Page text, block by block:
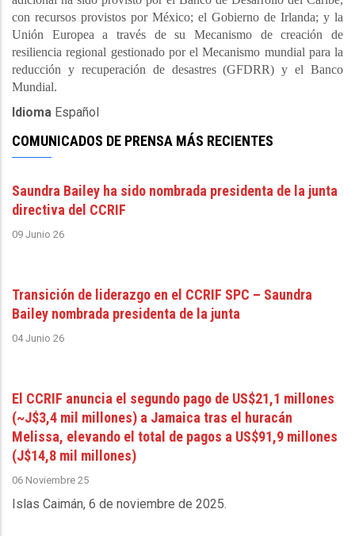
con recursos provistos por México; el Gobierno de Irlanda; y la
Unión Europea a través de su Mecanismo de creación de
resiliencia regional gestionado por el Mecanismo mundial para la
reducción y recuperación de desastres (GFDRR) y el Banco
Mundial.
Idioma Español
COMUNICADOS DE PRENSA MÁS RECIENTES
Saundra Bailey ha sido nombrada presidenta de la junta
directiva del CCRIF
09 Junio 26
Transición de liderazgo en el CCRIF SPC – Saundra
Bailey nombrada presidenta de la junta
04 Junio 26
El CCRIF anuncia el segundo pago de US$21,1 millones
(~J$3,4 mil millones) a Jamaica tras el huracán
Melissa, elevando el total de pagos a US$91,9 millones
(J$14,8 mil millones)
06 Noviembre 25
Islas Caimán, 6 de noviembre de 2025.